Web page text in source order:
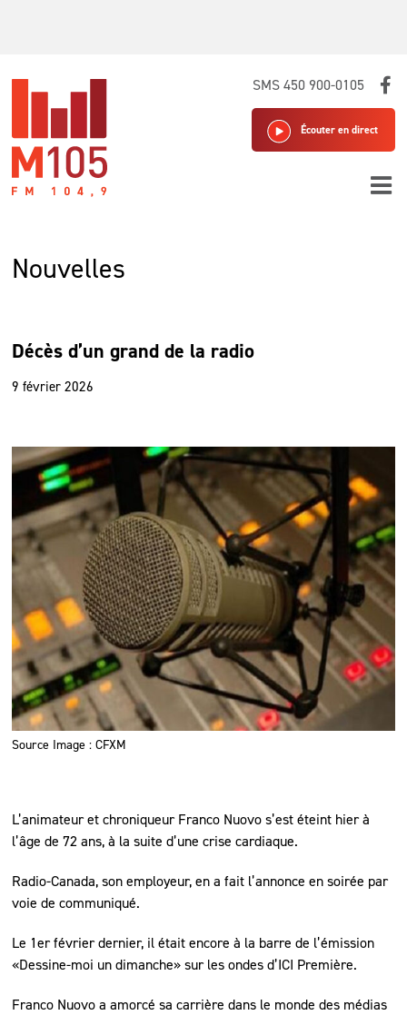
SMS 450 900-0105
Écouter en direct
Nouvelles
Décès d’un grand de la radio
9 février 2026
Source Image : CFXM
L’animateur et chroniqueur Franco Nuovo s’est éteint hier à
l’âge de 72 ans, à la suite d’une crise cardiaque.
Radio-Canada, son employeur, en a fait l’annonce en soirée par
voie de communiqué.
Le 1er février dernier, il était encore à la barre de l’émission
«Dessine-moi un dimanche» sur les ondes d’ICI Première.
Franco Nuovo a amorcé sa carrière dans le monde des médias